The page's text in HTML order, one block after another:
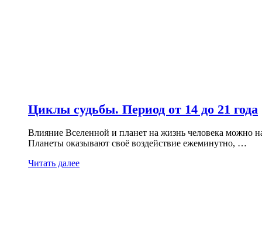
Циклы судьбы. Период от 14 до 21 года
Влияние Вселенной и планет на жизнь человека можно
Планеты оказывают своё воздействие ежеминутно, …
Читать далее